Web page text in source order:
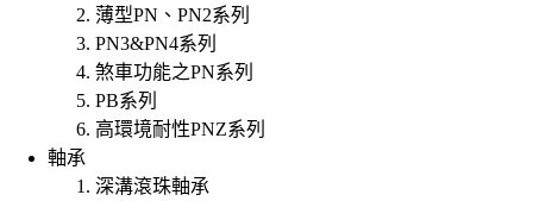
薄型PN、PN2系列
PN3&PN4系列
煞車功能之PN系列
PB系列
高環境耐性PNZ系列
軸承
深溝滾珠軸承